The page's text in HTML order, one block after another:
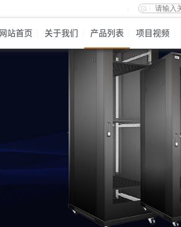
网站首页 关于我们 产品列表 项目视频